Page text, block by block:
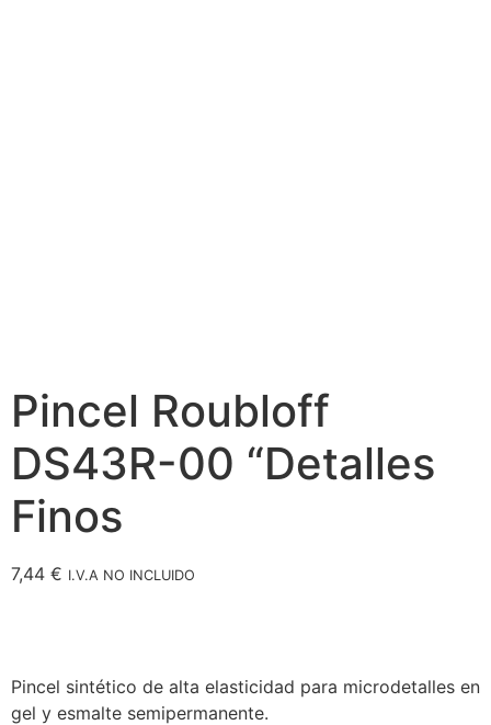
Pincel Roubloff
DS43R-00 “Detalles
Finos
7,44 € I.V.A NO INCLUIDO
Pincel sintético de alta elasticidad para microdetalles en
gel y esmalte semipermanente.